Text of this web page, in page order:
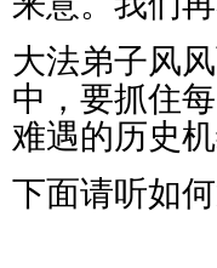
大法弟子风
中，要抓住
难遇的历史
下面请听如